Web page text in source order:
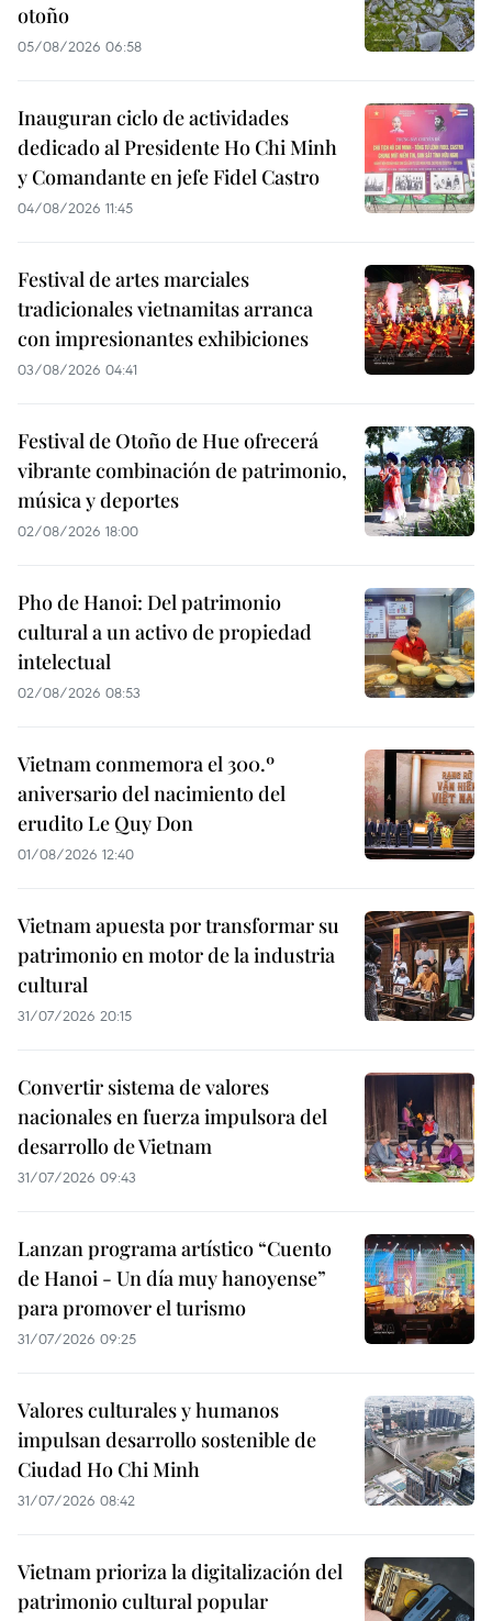
otoño
05/08/2026 06:58
Inauguran ciclo de actividades
dedicado al Presidente Ho Chi Minh
y Comandante en jefe Fidel Castro
04/08/2026 11:45
Festival de artes marciales
tradicionales vietnamitas arranca
con impresionantes exhibiciones
03/08/2026 04:41
Festival de Otoño de Hue ofrecerá
vibrante combinación de patrimonio,
música y deportes
02/08/2026 18:00
Pho de Hanoi: Del patrimonio
cultural a un activo de propiedad
intelectual
02/08/2026 08:53
Vietnam conmemora el 300.º
aniversario del nacimiento del
erudito Le Quy Don
01/08/2026 12:40
Vietnam apuesta por transformar su
patrimonio en motor de la industria
cultural
31/07/2026 20:15
Convertir sistema de valores
nacionales en fuerza impulsora del
desarrollo de Vietnam
31/07/2026 09:43
Lanzan programa artístico “Cuento
de Hanoi - Un día muy hanoyense”
para promover el turismo
31/07/2026 09:25
Valores culturales y humanos
impulsan desarrollo sostenible de
Ciudad Ho Chi Minh
31/07/2026 08:42
Vietnam prioriza la digitalización del
patrimonio cultural popular